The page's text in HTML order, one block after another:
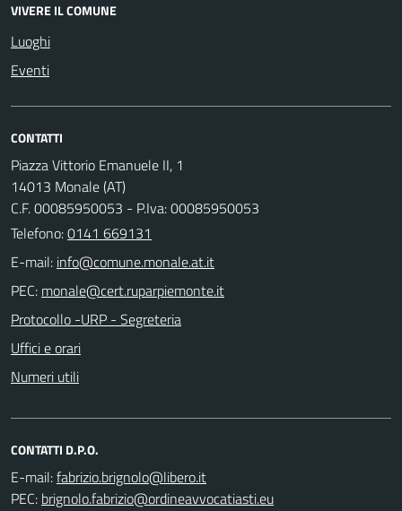
VIVERE IL COMUNE
Luoghi
Eventi
CONTATTI
Piazza Vittorio Emanuele II, 1
14013 Monale (AT)
C.F. 00085950053 - P.Iva: 00085950053
Telefono:0141 669131
E-mail:
PEC:
Protocollo -URP - Segreteria
Uffici e orari
Numeri utili
CONTATTI D.P.O.
E-mail:
PEC: